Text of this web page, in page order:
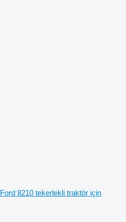
Ford 8210 tekerlekli traktör için